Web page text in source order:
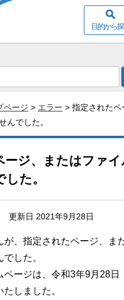
目的から
ページ > エラー > 指定された
んでした。
ージ、またはファイ
た。
更新日 2021年9月28日
が、指定されたページ、ま
した。
ージは、令和3年9月28日
しました。